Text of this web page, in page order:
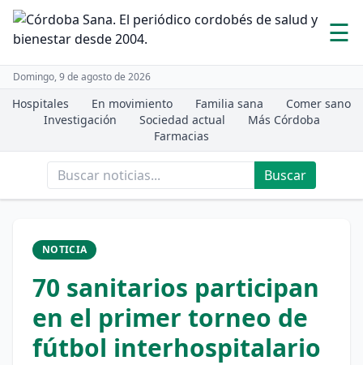
☰
Domingo, 9 de agosto de 2026
Hospitales En movimiento Familia sana
Comer sano
Investigación
Sociedad actual
Más Córdoba
Farmacias
Buscar
NOTICIA
70 sanitarios participan
en el primer torneo de
fútbol interhospitalario